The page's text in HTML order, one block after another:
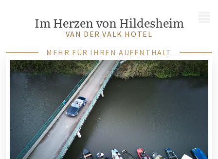
Im Herzen von Hildesheim
VAN DER VALK HOTEL
MEHR FÜR IHREN AUFENTHALT